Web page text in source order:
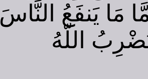
مَا يَنفَعُ النَّاسَ
اللّهُ